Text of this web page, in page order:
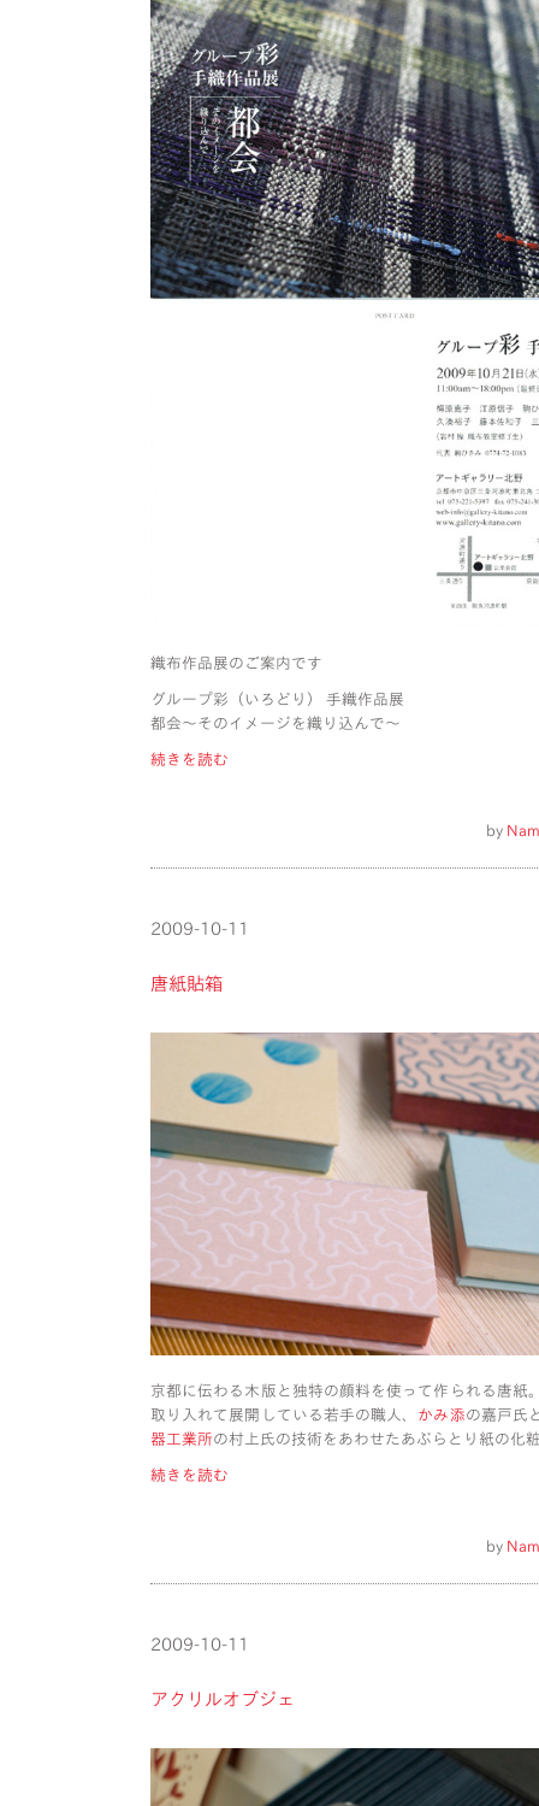
織布作品展のご案内です
グループ彩（いろどり） 手織作品展
都会〜そのイメージを織り込んで〜
続きを読む
by
2009-10-11
唐紙貼箱
京都に伝わる木版と独特の顔料を使って作られる唐紙
取り入れて展開している若手の職人、 かみ添の嘉戸氏
器工業所の村上氏の技術をあわせたあぶらとり紙の化
続きを読む
by
2009-10-11
アクリルオブジェ